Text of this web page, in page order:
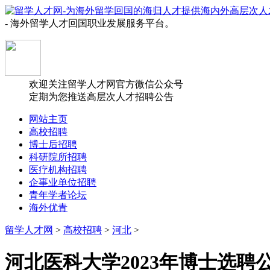
- 海外留学人才回国职业发展服务平台。
欢迎关注留学人才网官方微信公众号
定期为您推送高层次人才招聘公告
网站主页
高校招聘
博士后招聘
科研院所招聘
医疗机构招聘
企事业单位招聘
青年学者论坛
海外优青
留学人才网 > 高校招聘 > 河北 >
河北医科大学2023年博士选聘